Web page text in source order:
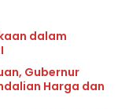
dalam
Gubernur
Harga dan